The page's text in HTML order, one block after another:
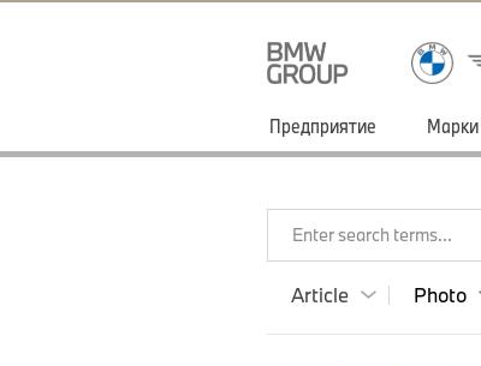
Предприятие Марки
Enter search terms...
Article Photo